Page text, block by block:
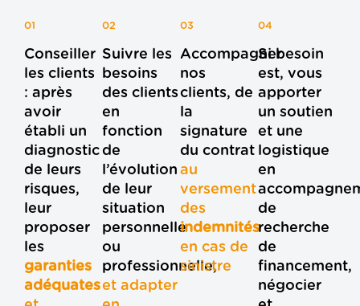
01
Conseiller
les clients
: après
avoir
établi un
diagnostic
de leurs
risques,
leur
proposer
les
garanties
adéquates
02
Suivre les
besoins
des clients
en
fonction
de
l’évolution
de leur
situation
personnelle
ou
professionnelle,
et adapter
03
Accompagner
nos
clients, de
la
signature
du contrat
au
versement
des
indemnités
en cas de
sinistre
04
Si besoin
est, vous
apporter
un soutien
et une
logistique
en
de
recherche
de
financement,
négocier